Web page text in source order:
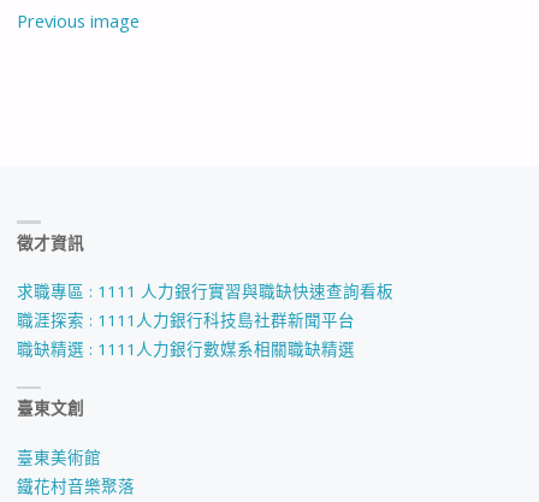
Previous image
徵才資訊
求職專區 : 1111 人力銀行實習與職缺快速查詢看板
職涯探索 : 1111人力銀行科技島社群新聞平台
職缺精選 : 1111人力銀行數媒系相關職缺精選
臺東文創
臺東美術館
鐵花村音樂聚落